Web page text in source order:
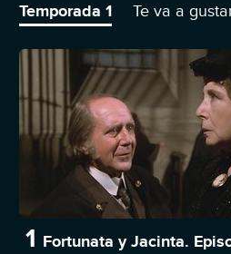
hijo con su sobrina Jacinta. Después
cuya principal ocupación son las
inquietarse por no quedarse
Fortunata conoce a un joven con el
tiempo después, Juan y Fortunata se
Temporada 1 Te va a
1 Fortunata y Jacinta.